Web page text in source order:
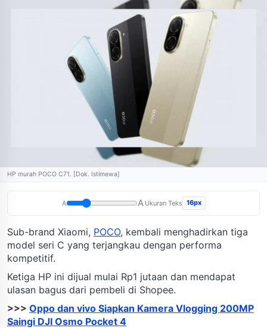
HP murah POCO C71. [Dok. Istimewa]
A A Ukuran Teks 16px
Sub-brand Xiaomi, POCO, kembali menghadirkan tiga
model seri C yang terjangkau dengan performa
kompetitif.
Ketiga HP ini dijual mulai Rp1 jutaan dan mendapat
ulasan bagus dari pembeli di Shopee.
>>> Oppo dan vivo Siapkan Kamera Vlogging 200MP
Saingi DJI Osmo Pocket 4